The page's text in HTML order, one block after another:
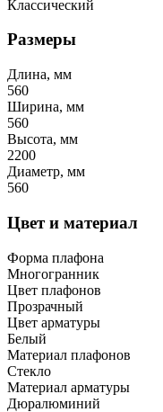
Классический
Размеры
Длина, мм
560
Ширина, мм
560
Высота, мм
2200
Диаметр, мм
560
Цвет и материал
Форма плафона
Многогранник
Цвет плафонов
Прозрачный
Цвет арматуры
Белый
Материал плафонов
Стекло
Материал арматуры
Дюралюминий